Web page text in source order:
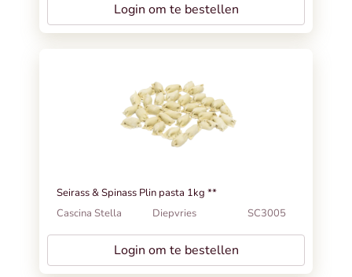
Login om te bestellen
Seirass & Spinass Plin pasta 1kg **
Cascina Stella
Diepvries SC3005
Login om te bestellen